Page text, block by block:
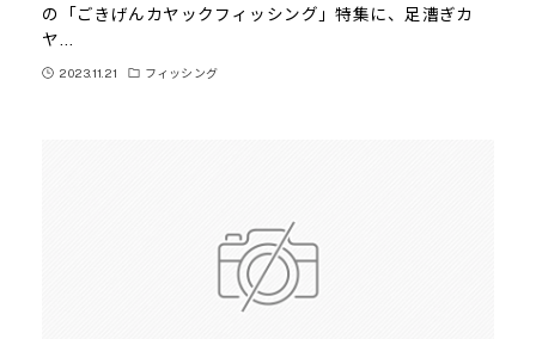
の「ごきげんカヤックフィッシング」特集に、足漕ぎカ
ヤ…
2023.11.21 フィッシング